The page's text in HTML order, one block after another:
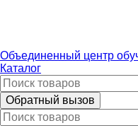
Объединенный центр
Каталог
Обратный вызов